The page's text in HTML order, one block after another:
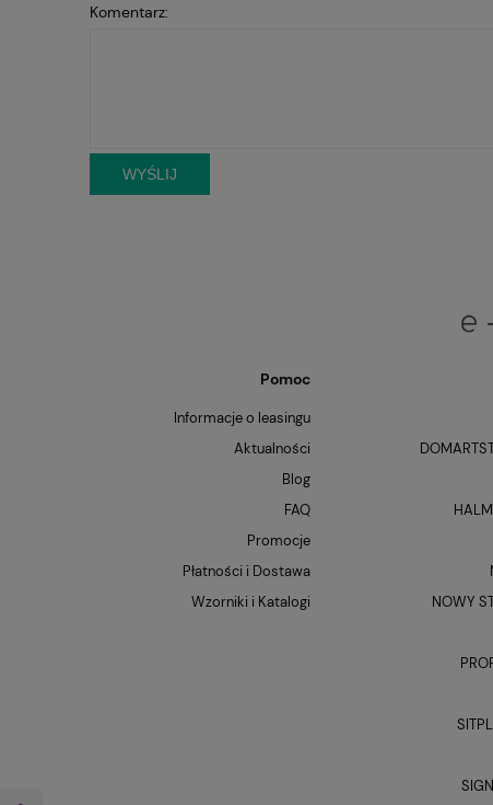
Komentarz:
WYŚLIJ
Pomoc
Informacje o leasingu
Aktualności
Blog
FAQ
Promocje
Płatności i Dostawa
Wzorniki i Katalogi
NOWY